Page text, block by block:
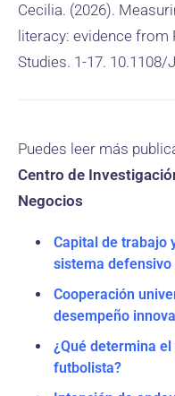
Cecilia. (2026).
literacy: evidence
Studies. 1-17. 10.1108/
Puedes leer más
Centro de
Negocios
Capital de trabajo
sistema
Cooperación
desempeño
¿Qué determina
futbolista?